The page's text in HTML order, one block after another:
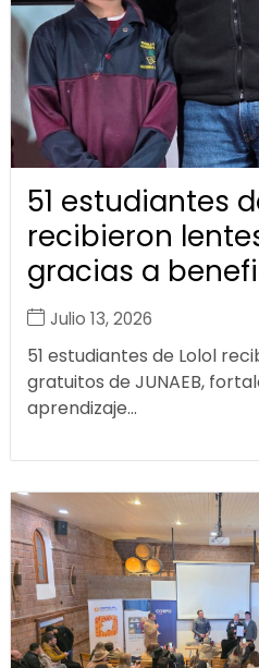
51 estudiantes
recibieron
gracias a
Julio 13, 2026
51 estudiantes de Lolol
gratuitos de JUNAEB,
aprendizaje...